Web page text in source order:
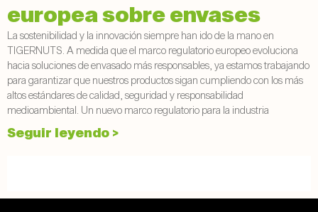
europea sobre envases
La sostenibilidad y la innovación siempre han ido de la mano en
TIGERNUTS. A medida que el marco regulatorio europeo evoluciona
hacia soluciones de envasado más responsables, ya estamos trabajando
para garantizar que nuestros productos sigan cumpliendo con los más
altos estándares de calidad, seguridad y responsabilidad
medioambiental. Un nuevo marco regulatorio para la industria
Seguir leyendo >